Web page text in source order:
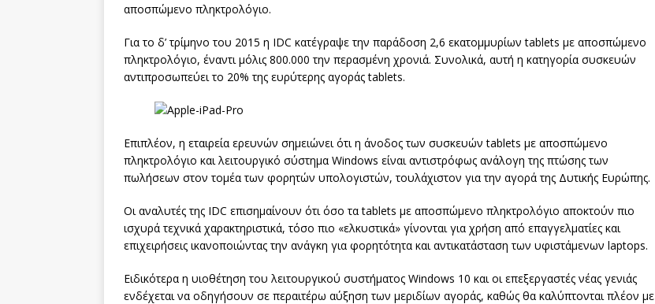
αποσπώμενο πληκτρολόγιο.
Για το δ’ τρίμηνο του 2015 η IDC κατέγραψε την παράδοση 2,6 εκατομμυρίων tablets με αποσπώμενο
πληκτρολόγιο, έναντι μόλις 800.000 την περασμένη χρονιά. Συνολικά, αυτή η κατηγορία συσκευών
αντιπροσωπεύει το 20% της ευρύτερης αγοράς tablets.
Επιπλέον, η εταιρεία ερευνών σημειώνει ότι η άνοδος των συσκευών tablets με αποσπώμενο
πληκτρολόγιο και λειτουργικό σύστημα Windows είναι αντιστρόφως ανάλογη της πτώσης των
πωλήσεων στον τομέα των φορητών υπολογιστών, τουλάχιστον για την αγορά της Δυτικής Ευρώπης.
Οι αναλυτές της IDC επισημαίνουν ότι όσο τα tablets με αποσπώμενο πληκτρολόγιο αποκτούν πιο
ισχυρά τεχνικά χαρακτηριστικά, τόσο πιο «ελκυστικά» γίνονται για χρήση από επαγγελματίες και
επιχειρήσεις ικανοποιώντας την ανάγκη για φορητότητα και αντικατάσταση των υφιστάμενων laptops.
Ειδικότερα η υιοθέτηση του λειτουργικού συστήματος Windows 10 και οι επεξεργαστές νέας γενιάς
ενδέχεται να οδηγήσουν σε περαιτέρω αύξηση των μεριδίων αγοράς, καθώς θα καλύπτονται πλέον με